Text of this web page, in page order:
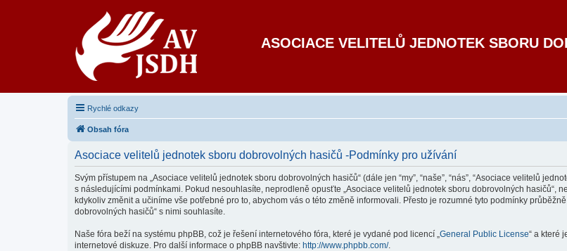
ASOCIACE VELITELŮ JEDNOTEK SBORU
Rychlé odkazy
Obsah fóra
Asociace velitelů jednotek sboru dobrovolných hasičů -Podmínky pro užívání
Svým přístupem na „Asociace velitelů jednotek sboru dobrovolných hasičů“ (dále jen “my”, “naše”, “nás”, “Asociace velitelů
s následujícími podmínkami. Pokud nesouhlasíte, neprodleně opusťte „Asociace velitelů jednotek sboru dobrovolných hasičů“,
kdykoliv změnit a učiníme vše potřebné pro to, abychom vás o této změně informovali. Přesto je rozumné tyto podmínky
dobrovolných hasičů“ s nimi souhlasíte.
Naše fóra beží na systému phpBB, což je řešení internetového fóra, které je vydané pod licencí „General Public License“ a které
internetové diskuze. Pro další informace o phpBB navštivte: http://www.phpbb.com/.